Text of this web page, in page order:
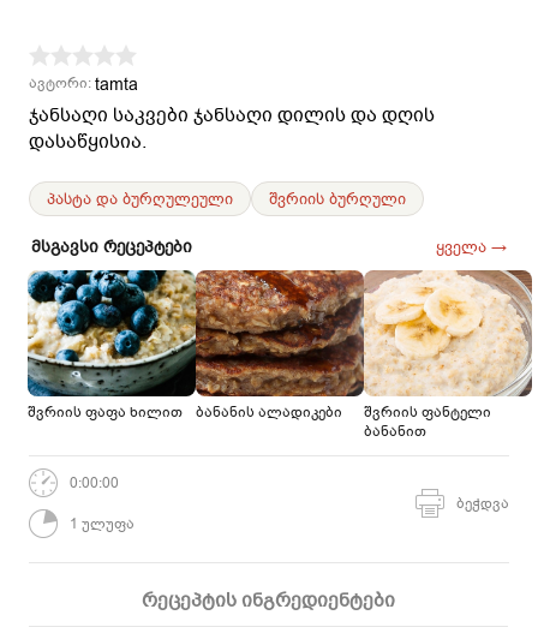
ავტორი:tamta
ჯანსაღი საკვები ჯანსაღი დილის და დღის
დასაწყისია.
პასტა და ბურღულეული შვრიის ბურღული
მსგავსი რეცეპტები ყველა →
შვრიის ფაფა ხილით ბანანის ალადიკები
შვრიის ფანტელი
ბანანით
0:00:00
1 ულუფა
ბეჭდვა
რეცეპტის ინგრედიენტები